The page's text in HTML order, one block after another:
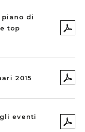
piano di
top
2015
eventi